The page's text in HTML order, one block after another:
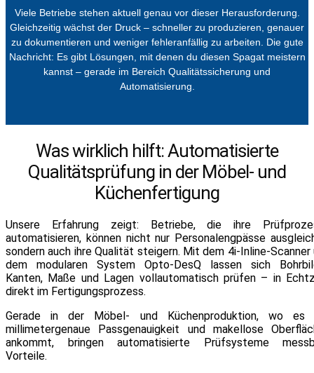
Viele Betriebe stehen aktuell genau vor dieser Herausforderung.
Gleichzeitig wächst der Druck – schneller zu produzieren, genauer
zu dokumentieren und weniger fehleranfällig zu arbeiten. Die gute
Nachricht: Es gibt Lösungen, mit denen du diesen Spagat meistern
kannst – gerade im Bereich Qualitätssicherung und
Automatisierung.
Was wirklich hilft: Automatisierte
Qualitätsprüfung in der Möbel- und
Küchenfertigung
Unsere Erfahrung zeigt: Betriebe, die ihre
automatisieren, können nicht nur Personalengpässe
sondern auch ihre Qualität steigern. Mit dem 4i-Inline-Scanner
dem modularen System Opto-DesQ lassen sich
Kanten, Maße und Lagen vollautomatisch prüfen – in
direkt im Fertigungsprozess.
Gerade in der Möbel- und Küchenproduktion, wo es
millimetergenaue Passgenauigkeit und makellose
ankommt, bringen automatisierte Prüfsysteme
Vorteile.